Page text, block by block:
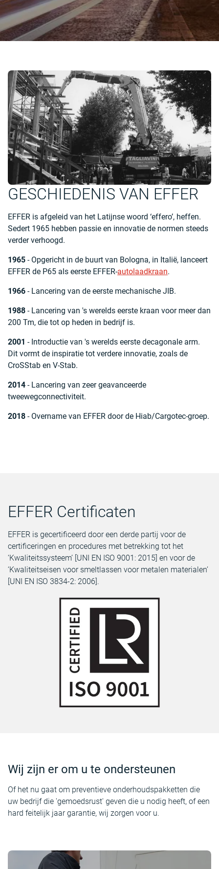
GESCHIEDENIS VAN EFFER
EFFER is afgeleid van het Latijnse woord ‘effero’, heffen.
Sedert 1965 hebben passie en innovatie de normen steeds
verder verhoogd.
1965 - Opgericht in de buurt van Bologna, in Italië, lanceert
EFFER de P65 als eerste EFFER-autolaadkraan.
1966 - Lancering van de eerste mechanische JIB.
1988 - Lancering van 's werelds eerste kraan voor meer dan
200 Tm, die tot op heden in bedrijf is.
2001 - Introductie van 's werelds eerste decagonale arm.
Dit vormt de inspiratie tot verdere innovatie, zoals de
CroSStab en V-Stab.
2014 - Lancering van zeer geavanceerde
tweewegconnectiviteit.
2018 - Overname van EFFER door de Hiab/Cargotec-groep.
EFFER Certificaten
EFFER is gecertificeerd door een derde partij voor de
certificeringen en procedures met betrekking tot het
‘Kwaliteitssysteem’ [UNI EN ISO 9001: 2015] en voor de
‘Kwaliteitseisen voor smeltlassen voor metalen materialen’
[UNI EN ISO 3834-2: 2006].
Wij zijn er om u te ondersteunen
Of het nu gaat om preventieve onderhoudspakketten die
uw bedrijf die 'gemoedsrust' geven die u nodig heeft, of een
hard feitelijk jaar garantie, wij zorgen voor u.